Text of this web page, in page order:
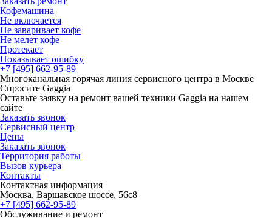
Кофемашина
Не включается
Не заваривает кофе
Не мелет кофе
Протекает
Показывает ошибку
+7 [495] 662-95-89
Многоканальная горячая линия сервисного центра в Москве
Спросите Gaggia
Оставьте заявку на ремонт вашей техники Gaggia на нашем
сайте
Заказать звонок
Сервисный центр
Цены
Заказать звонок
Территория работы
Вызов курьера
Контакты
Контактная информация
Москва, Варшавское шоссе, 56с8
+7 [495] 662-95-89
Обслуживание и ремонт